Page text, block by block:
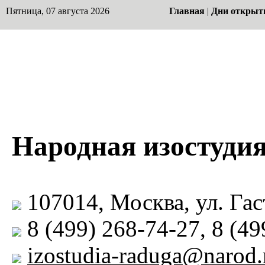
Пятница, 07 августа 2026 Главная | Дни
Народная
107014, Москва, ул.
8 (499) 268-74-27, 8
izostudia-